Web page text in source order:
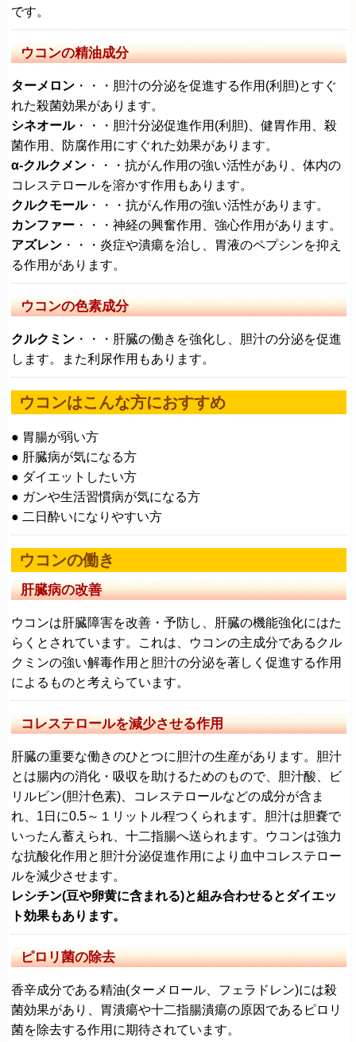
です。
ウコンの精油成分
ターメロン ・・・胆汁の分泌を促進する作用(利胆)とすぐ
れた殺菌効果があります。
シネオール・・・胆汁分泌促進作用(利胆)、健胃作用、殺
菌作用、防腐作用にすぐれた効果があります。
α-クルクメン ・・・抗がん作用の強い活性があり、体内の
コレステロールを溶かす作用もあります。
クルクモール・・・抗がん作用の強い活性があります。
カンファー ・・・神経の興奮作用、強心作用があります。
アズレン ・・・炎症や潰瘍を治し、胃液のペプシンを抑え
る作用があります。
ウコンの色素成分
クルクミン ・・・肝臓の働きを強化し、胆汁の分泌を促進
します。また利尿作用もあります。
ウコンはこんな方におすすめ
● 胃腸が弱い方
● 肝臓病が気になる方
● ダイエットしたい方
● ガンや生活習慣病が気になる方
● 二日酔いになりやすい方
ウコンの働き
肝臓病の改善
ウコンは肝臓障害を改善・予防し、肝臓の機能強化にはた
らくとされています。これは、ウコンの主成分であるクル
クミンの強い解毒作用と胆汁の分泌を著しく促進する作用
によるものと考えらています。
コレステロールを減少させる作用
肝臓の重要な働きのひとつに胆汁の生産があります。胆汁
とは腸内の消化・吸収を助けるためのもので、胆汁酸、ビ
リルビン(胆汁色素)、コレステロールなどの成分が含ま
れ、1日に0.5～１リットル程つくられます。胆汁は胆嚢で
いったん蓄えられ、十二指腸へ送られます。ウコンは強力
な抗酸化作用と胆汁分泌促進作用により血中コレステロー
ルを減少させます。
レシチン(豆や卵黄に含まれる)と組み合わせるとダイエッ
ト効果もあります。
ピロリ菌の除去
香辛成分である精油(ターメロール、フェラドレン)には殺
菌効果があり、胃潰瘍や十二指腸潰瘍の原因であるピロリ
菌を除去する作用に期待されています。